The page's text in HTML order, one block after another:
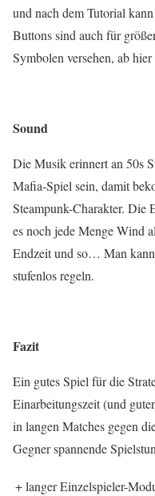
und nach demTutorial
Buttons sind auch für
Symbolen versehen, ab
Sound
Die Musik erinnert an 50s
Mafia-Spiel sein, damit
Steampunk-Charakter. Die
es noch jede Menge Wind
Endzeit und so… Man
stufenlos regeln.
Fazit
Ein gutes Spiel für die
Einarbeitungszeit (und
in langenMatches gegen
Gegner spannende
+ langer Einzelspieler-